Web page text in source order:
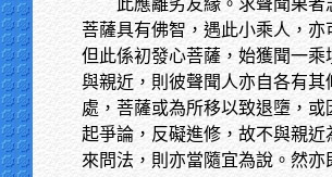
此應離劣友緣。求聲聞果者
菩薩具有佛智，遇此小乘人，亦
但此係初發心菩薩，始獲聞一乘
與親近，則彼聲聞人亦自各有其
處，菩薩或為所移以致退墮，或
起爭論，反礙進修，故不與親近
來問法，則亦當隨宜為說。然